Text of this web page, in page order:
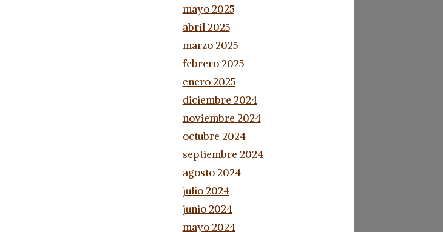
mayo 2025
abril 2025
marzo 2025
febrero 2025
enero 2025
diciembre 2024
noviembre 2024
octubre 2024
septiembre 2024
agosto 2024
julio 2024
junio 2024
mayo 2024